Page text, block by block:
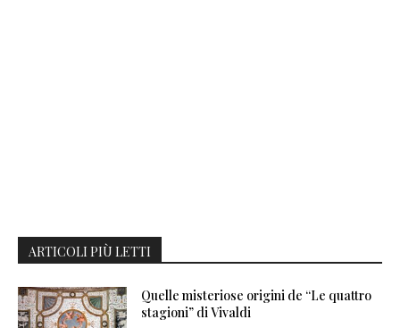
ARTICOLI PIÙ LETTI
Quelle misteriose origini de “Le quattro
stagioni” di Vivaldi